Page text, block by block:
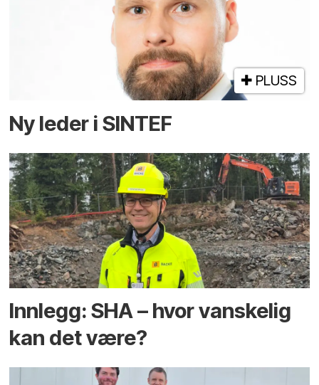
PLUSS
Ny leder i SINTEF
Innlegg: SHA – hvor vanskelig
kan det være?